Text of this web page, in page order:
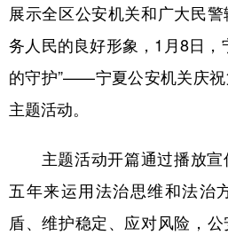
展示全区公安机关和广大民
务人民的良好形象，1月8日，
的守护”——宁夏公安机关庆
主题活动。
主题活动开篇通过播放宣
五年来运用法治思维和法治
盾、维护稳定、应对风险，